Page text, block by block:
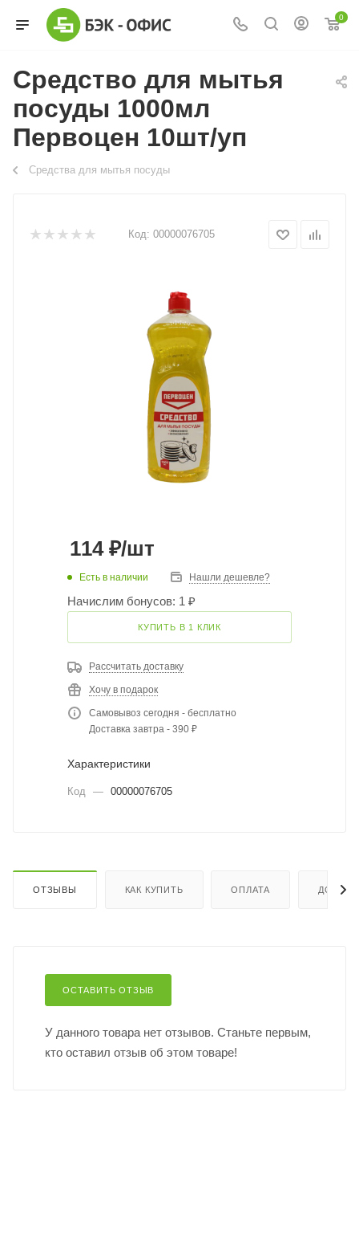
0
Средство для мытья
посуды 1000мл
Первоцен 10шт/уп
Средства для мытья посуды
Код: 00000076705
114₽/шт
Есть в наличии Нашли дешевле?
Начислим бонусов: 1 ₽
КУПИТЬ В 1 КЛИК
Рассчитать доставку
Хочу в подарок
Самовывоз сегодня - бесплатно
Доставка завтра - 390 ₽
Характеристики
Код — 00000076705
ОТЗЫВЫ КАК КУПИТЬ ОПЛАТА
ОСТАВИТЬ ОТЗЫВ
У данного товара нет отзывов. Станьте первым,
кто оставил отзыв об этом товаре!